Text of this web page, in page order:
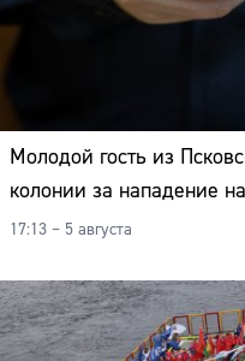
Молодой гость из
колонии за нападение
17:13 – 5 августа